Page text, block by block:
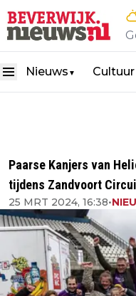
Nieuws ▼ Cultuur
Paarse Kanjers van
tijdens Zandvoort
25 MRT 2024, 16:38•